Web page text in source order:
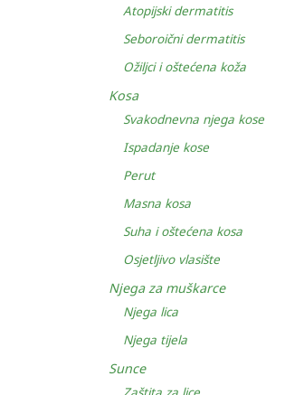
Atopijski dermatitis
Seboroični dermatitis
Ožiljci i oštećena koža
Kosa
Svakodnevna njega kose
Ispadanje kose
Perut
Masna kosa
Suha i oštećena kosa
Osjetljivo vlasište
Njega za muškarce
Njega lica
Njega tijela
Sunce